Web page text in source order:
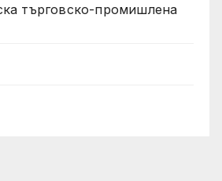
търговско-промишлена